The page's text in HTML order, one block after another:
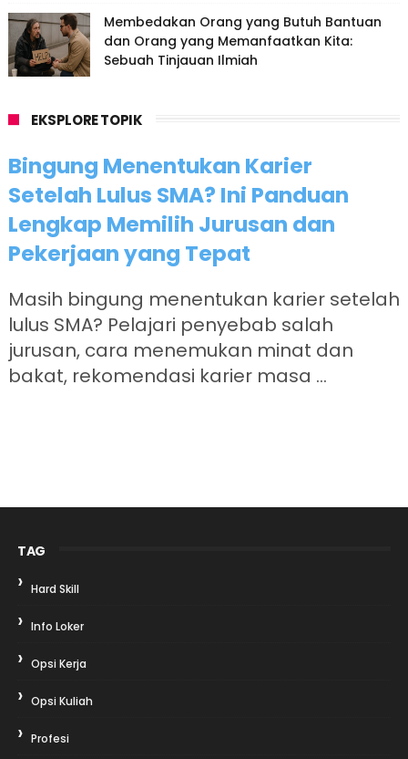
Membedakan Orang yang Butuh Bantuan
dan Orang yang Memanfaatkan Kita:
Sebuah Tinjauan Ilmiah
EKSPLORE TOPIK
Bingung Menentukan Karier
Setelah Lulus SMA? Ini Panduan
Lengkap Memilih Jurusan dan
Pekerjaan yang Tepat
Masih bingung menentukan karier setelah
lulus SMA? Pelajari penyebab salah
jurusan, cara menemukan minat dan
bakat, rekomendasi karier masa ...
TAG
Hard Skill
Info Loker
Opsi Kerja
Opsi Kuliah
Profesi